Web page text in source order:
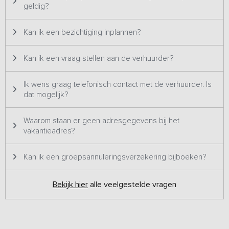
geldig?
Kan ik een bezichtiging inplannen?
Kan ik een vraag stellen aan de verhuurder?
Ik wens graag telefonisch contact met de verhuurder. Is
dat mogelijk?
Waarom staan er geen adresgegevens bij het
vakantieadres?
Kan ik een groepsannuleringsverzekering bijboeken?
Bekijk hier alle veelgestelde vragen